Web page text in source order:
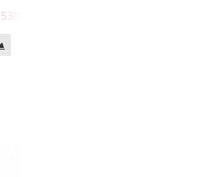
White Silver Navy